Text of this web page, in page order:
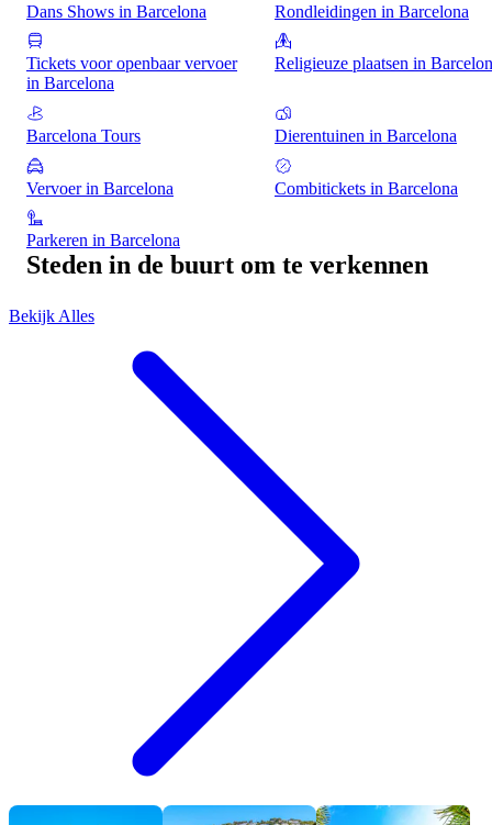
Dans Shows in Barcelona Rondleidingen in Barcelona
Tickets voor openbaar vervoer
in Barcelona
Religieuze plaatsen in
Barcelona Tours Dierentuinen in Barcelona
Vervoer in Barcelona Combitickets in Barcelona
Parkeren in Barcelona
Steden in de buurt om te verkennen
Bekijk Alles